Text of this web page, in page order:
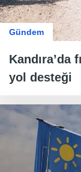
Gündem
Kandıra’da
yol desteği